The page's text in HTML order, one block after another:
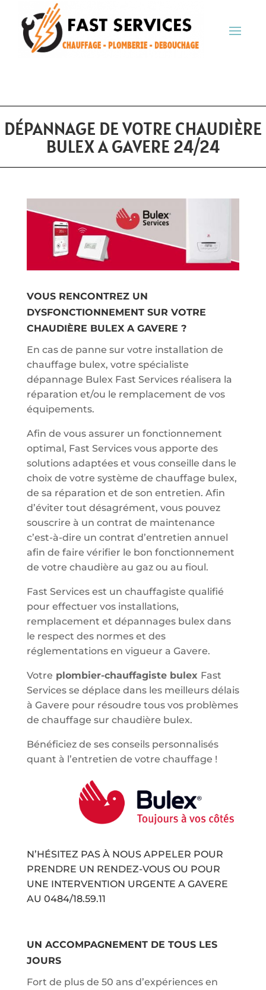
DÉPANNAGE DE VOTRE CHAUDIÈRE
BULEX A GAVERE 24/24
VOUS RENCONTREZ UN
DYSFONCTIONNEMENT SUR VOTRE
CHAUDIÈRE BULEX A GAVERE ?
En cas de panne sur votre installation de
chauffage bulex, votre spécialiste
dépannage Bulex Fast Services réalisera la
réparation et/ou le remplacement de vos
équipements.
Afin de vous assurer un fonctionnement
optimal, Fast Services vous apporte des
solutions adaptées et vous conseille dans le
choix de votre système de chauffage bulex,
de sa réparation et de son entretien. Afin
d’éviter tout désagrément, vous pouvez
souscrire à un contrat de maintenance
c’est-à-dire un contrat d’entretien annuel
afin de faire vérifier le bon fonctionnement
de votre chaudière au gaz ou au fioul.
Fast Services est un chauffagiste qualifié
pour effectuer vos installations,
remplacement et dépannages bulex dans
le respect des normes et des
réglementations en vigueur a Gavere.
Votre plombier-chauffagiste bulex Fast
Services se déplace dans les meilleurs délais
à Gavere pour résoudre tous vos problèmes
de chauffage sur chaudière bulex.
Bénéficiez de ses conseils personnalisés
quant à l’entretien de votre chauffage !
N’HÉSITEZ PAS À NOUS APPELER POUR
PRENDRE UN RENDEZ-VOUS OU POUR
UNE INTERVENTION URGENTE A GAVERE
AU 0484/18.59.11
UN ACCOMPAGNEMENT DE TOUS LES
JOURS
Fort de plus de 50 ans d’expériences en